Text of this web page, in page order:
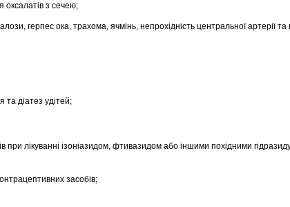
оксалатів з сечею;
герпес ока, трахома, ячмінь, непрохідність центральної артерії та
та діатез удітей;
при лікуванні ізоніазидом, фтивазидом або іншими похідними гідразиду
засобів;